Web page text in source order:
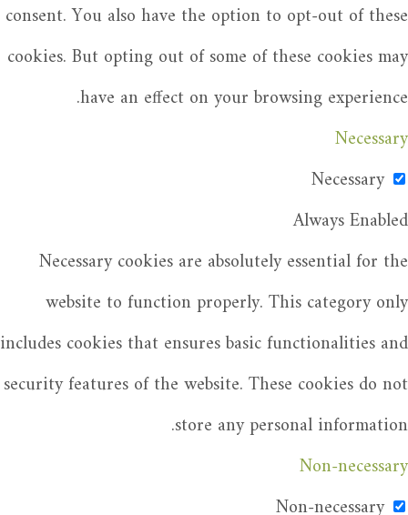
consent. You also have the option to opt-out of these
cookies. But opting out of some of these cookies may
have an effect on your browsing experience.
Necessary
Necessary
Always Enabled
Necessary cookies are absolutely essential for the
website to function properly. This category only
includes cookies that ensures basic functionalities and
security features of the website. These cookies do not
store any personal information.
Non-necessary
Non-necessary